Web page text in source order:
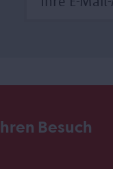
Ihren Besuch